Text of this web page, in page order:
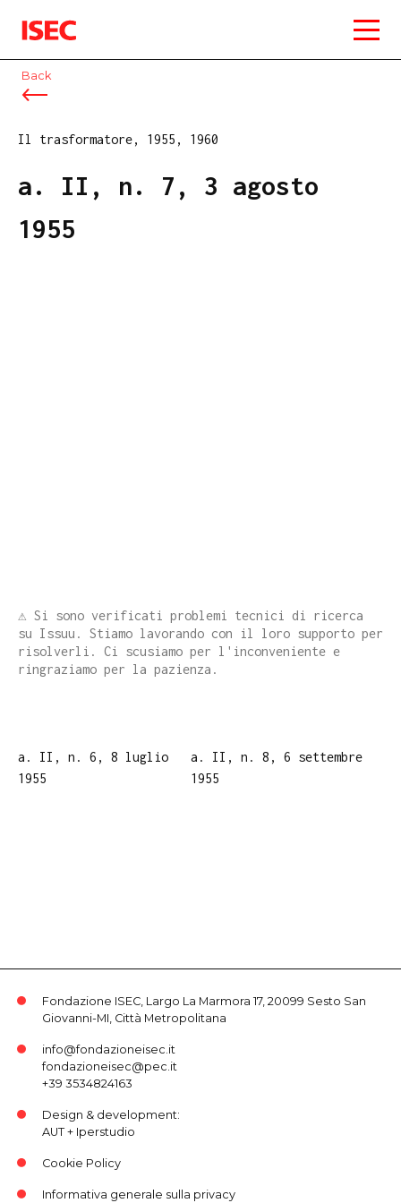
ISEC
Back
Il trasformatore, 1955, 1960
a. II, n. 7, 3 agosto
1955
⚠️ Si sono verificati problemi tecnici di ricerca
su Issuu. Stiamo lavorando con il loro supporto per
risolverli. Ci scusiamo per l'inconveniente e
ringraziamo per la pazienza.
a. II, n. 6, 8 luglio
1955
a. II, n. 8, 6 settembre
1955
Fondazione ISEC, Largo La Marmora 17, 20099 Sesto San
Giovanni-MI, Città Metropolitana
info@fondazioneisec.it
fondazioneisec@pec.it
+39 3534824163
Design & development:
AUT+ Iperstudio
Cookie Policy
Informativa generale sulla privacy